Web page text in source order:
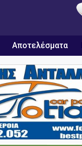
Αποτελέσματα